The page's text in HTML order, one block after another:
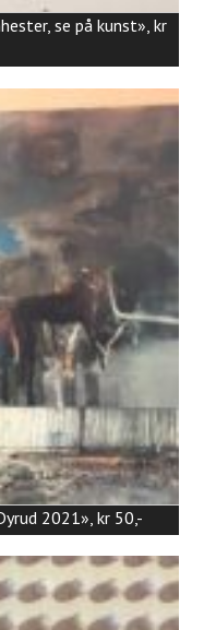
se på kunst», kr
2021», kr 50,-